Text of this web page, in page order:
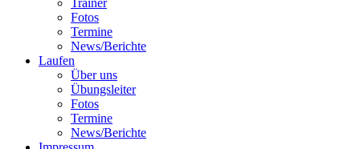
Fotos
Termine
News/Berichte
Laufen
Über uns
Übungsleiter
Fotos
Termine
News/Berichte